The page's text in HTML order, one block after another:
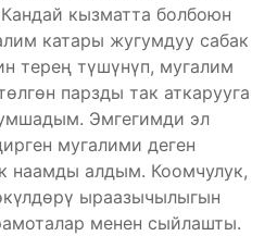
кызматта болбоюн
катары жугумдуу сабак
терең түшүнүп, мугалим
парзды так аткарууга
Эмгегимди эл
мугалими деген
наамды алдым. Коомчулук,
ыраазычылыгын
менен сыйлашты.